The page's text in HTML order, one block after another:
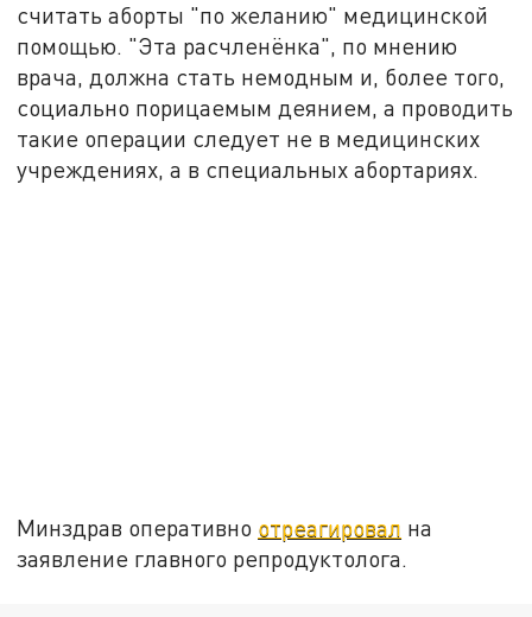
считать аборты "по желанию" медицинской
помощью. "Эта расчленёнка", по мнению
врача, должна стать немодным и, более того,
социально порицаемым деянием, а проводить
такие операции следует не в медицинских
учреждениях, а в специальных абортариях.
Минздрав оперативно отреагировал на
заявление главного репродуктолога.